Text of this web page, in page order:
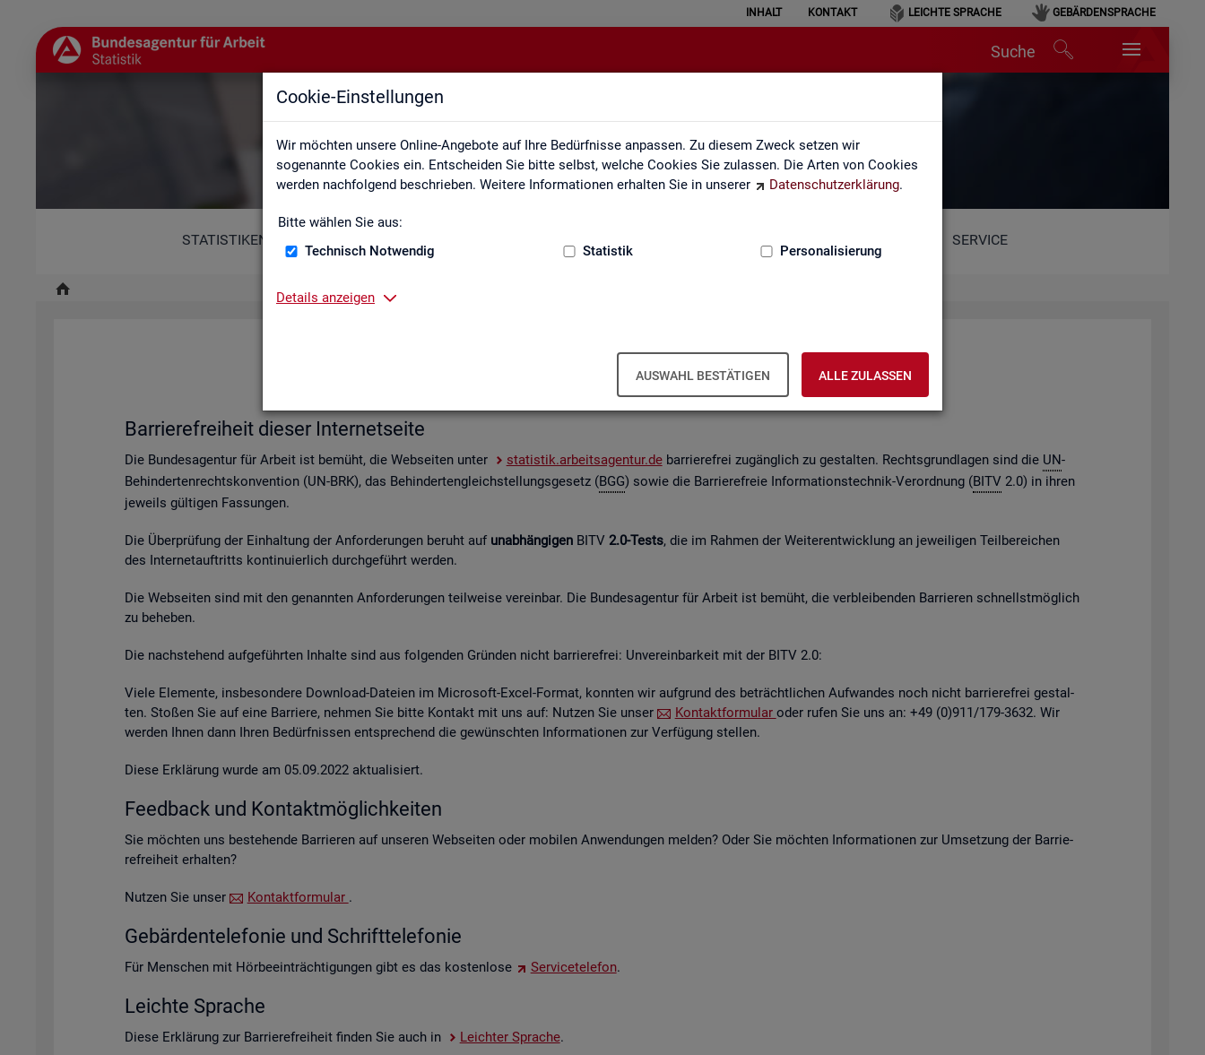
Cookie-Einstellungen
Wir möchten unsere Online-Angebote auf Ihre Bedürfnisse anpassen. Zu diesem Zweck setzen wir
sogenannte Cookies ein. Entscheiden Sie bitte selbst, welche Cookies Sie zulassen. Die Arten von Cookies
werden nachfolgend beschrieben. Weitere Informationen erhalten Sie in unserer
Datenschutzerklärung.
Bitte wählen Sie aus:
Technisch Notwendig
Statistik Personalisierung
Details anzeigen
AUSWAHL BESTÄTIGEN ALLE ZULASSEN
INHALT KONTAKT LEICHTE SPRACHE GEBÄRDENSPRACHE
Suche
Erklärung zur Barrierefreiheit
STATISTIKEN SERVICE
Er­klä­rung zur Bar­rie­re­frei­heit
sta­tis­tik.ar­beits­agen­tur.de ver­öf­fent­lich­ten Web­sei­ten.
Bar­rie­re­frei­heit die­ser In­ter­net­sei­te
Die Bun­des­agen­tur für Ar­beit ist be­müht, die Web­sei­ten unter sta­tis­tik.ar­beits­agen­tur.debar­rie­re­frei zu­gäng­lich zu ge­stal­ten. Rechts­grund­la­gen sind die UN-
Be­hin­der­ten­rechts­kon­ven­ti­on (UN-BRK), das Be­hin­der­ten­gleich­stel­lungs­ge­setz (BGG) sowie die Bar­rie­re­freie In­for­ma­ti­ons­tech­nik-Ver­ord­nung (BITV 2.0) in ihren
je­weils gül­ti­gen Fas­sun­gen.
Die Über­prü­fung der Ein­hal­tung der An­for­de­run­gen be­ruht auf un­ab­hän­gi­genBITV 2.0-Tests, die im Rah­men der Wei­ter­ent­wick­lung an je­wei­li­gen Teil­be­rei­chen
des In­ter­net­auf­tritts kon­ti­nu­ier­lich durch­ge­führt wer­den.
Die Web­sei­ten sind mit den ge­nann­ten An­for­de­run­gen teil­wei­se ver­ein­bar. Die Bun­des­agen­tur für Ar­beit ist be­müht, die ver­blei­ben­den Bar­rie­ren schnellst­mög­lich
zu be­he­ben.
Die nach­ste­hend auf­ge­führ­ten In­hal­te sind aus fol­gen­den Grün­den nicht bar­rie­re­frei: Un­ver­ein­bar­keit mit der BITV 2.0:
Viele Ele­men­te, ins­be­son­de­re Down­load-Da­tei­en im Mi­cro­soft-Excel-For­mat, konn­ten wir auf­grund des be­trächt­li­chen Auf­wan­des noch nicht bar­rie­re­frei ge­stal­
ten. Sto­ßen Sie auf eine Bar­rie­re, neh­men Sie bitte Kon­takt mit uns auf: Nut­zen Sie unser
Kon­takt­for­mu­lar oder rufen Sie uns an: +49 (0)911/179-3632. Wir
wer­den Ihnen dann Ihren Be­dürf­nis­sen ent­spre­chend die ge­wünsch­ten In­for­ma­tio­nen zur Ver­fü­gung stel­len.
Diese Er­klä­rung wurde am 05.09.2022 ak­tua­li­siert.
Feed­back und Kon­takt­mög­lich­kei­ten
Sie möch­ten uns be­stehen­de Bar­rie­ren auf un­se­ren Web­sei­ten oder mo­bi­len An­wen­dun­gen mel­den? Oder Sie möch­ten In­for­ma­tio­nen zur Um­set­zung der Bar­rie­
re­frei­heit er­hal­ten?
Nut­zen Sie unser Kon­takt­for­mu­lar .
Ge­bär­den­te­le­fo­nie und Schrift­te­le­fo­nie
Für Men­schen mit Hör­be­ein­träch­ti­gun­gen gibt es das kos­ten­lo­se Ser­vice­te­le­fon.
Leich­te Spra­che
Diese Er­klä­rung zur Bar­rie­re­frei­heit fin­den Sie auch in Leich­ter Spra­che.